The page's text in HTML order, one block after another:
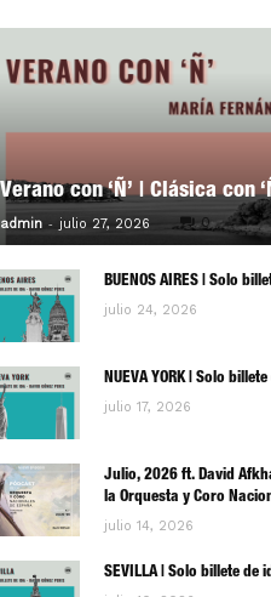
Verano con ‘Ñ’ | Clásica con
admin - julio 27, 2026 0
BUENOS AIRES | Solo
julio 24, 2026
NUEVA YORK | Solo
julio 17, 2026
Julio, 2026 ft. David
la Orquesta y Coro
julio 14, 2026
SEVILLA | Solo billete de